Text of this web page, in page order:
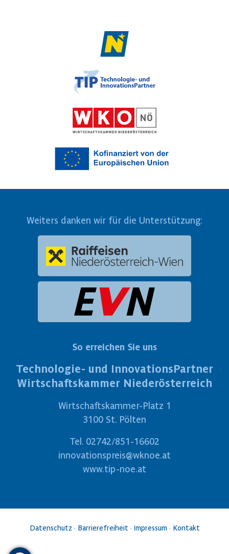
Weiters danken wir für die Unterstützung:
So erreichen Sie uns
Technologie- und InnovationsPartner
Wirtschaftskammer Niederösterreich
Wirtschaftskammer-Platz 1
3100 St. Pölten
Tel. 02742/851-16602
innovationspreis@wknoe.at
www.tip-noe.at
Datenschutz · Barrierefreiheit · Impressum· Kontakt